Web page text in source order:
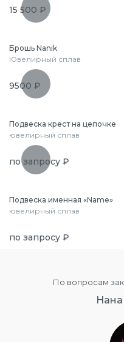
15 500 ₽
Брошь Nanik
Ювелирный сплав
9500 ₽
Подвеска крест на цепочке
ювелирный сплав
по запросу ₽
Подвеска именная «Name»
ювелирный сплав
по запросу ₽
По вопросам